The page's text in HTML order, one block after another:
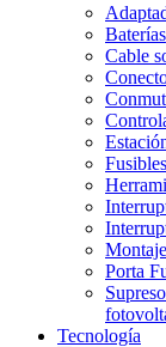
Baterías
Cable
Porta
Tecnología